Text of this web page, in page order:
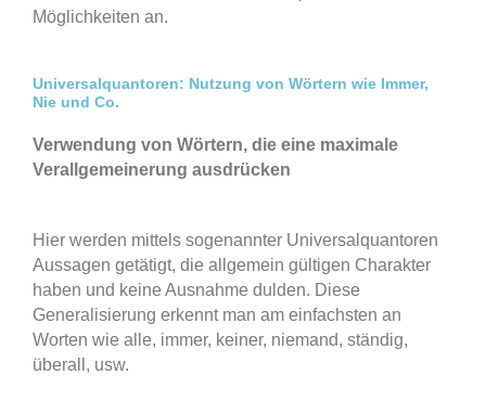
Möglichkeiten an.
Universalquantoren: Nutzung von Wörtern wie Immer,
Nie und Co.
Verwendung von Wörtern, die eine maximale
Verallgemeinerung ausdrücken
Hier werden mittels sogenannter Universalquantoren
Aussagen getätigt, die allgemein gültigen Charakter
haben und keine Ausnahme dulden. Diese
Generalisierung erkennt man am einfachsten an
Worten wie alle, immer, keiner, niemand, ständig,
überall, usw.